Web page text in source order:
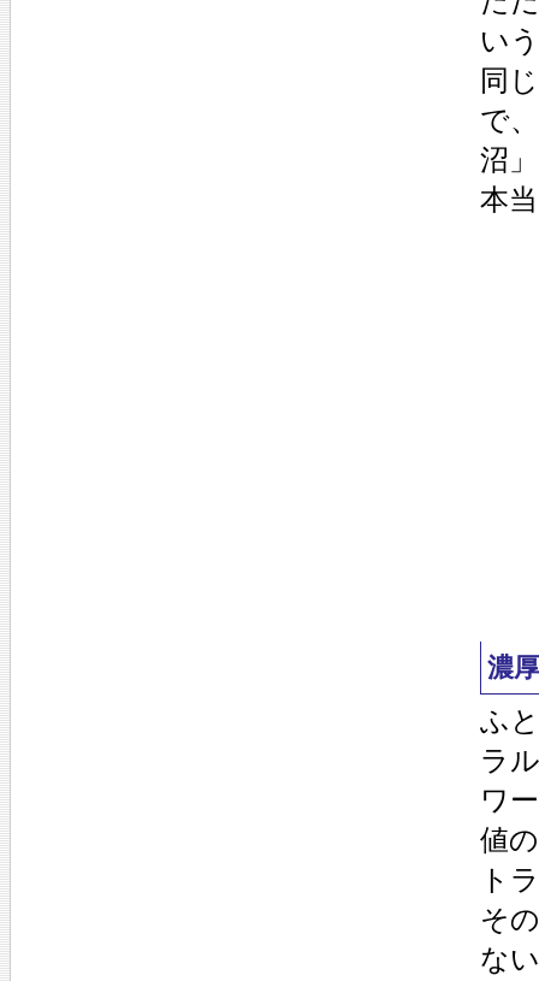
い
同
で
沼
本
濃
ふ
ラ
ワ
値
ト
そ
な